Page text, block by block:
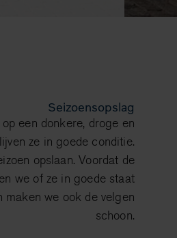
Seizoensopslag
een donkere, droge en
ze in goede conditie.
opslaan. Voordat de
we of ze in goede staat
maken we ook de velgen
schoon.